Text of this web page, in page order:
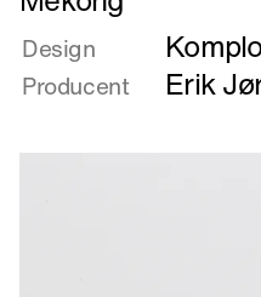
mere
om
Mekong
Design
Producent Erik